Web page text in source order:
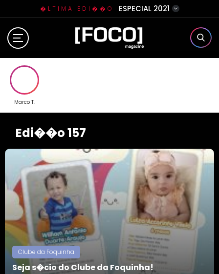
�LTIMA EDI��O ESPECIAL 2021
Home
Contato
Marco T.
Edi��o 157
Clube da Foquinha
Seja s�cio do Clube da Foquinha!